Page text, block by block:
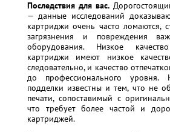
Последствия для вас.
— данные исследований
картриджи очень часто ломаются,
загрязнения и повреждения
оборудования. Низкое
картриджи имеют низкое
следовательно, и качество
до профессионального
подделки известны и тем, что не
печати, сопоставимый с
что требует более частой и
картриджей.